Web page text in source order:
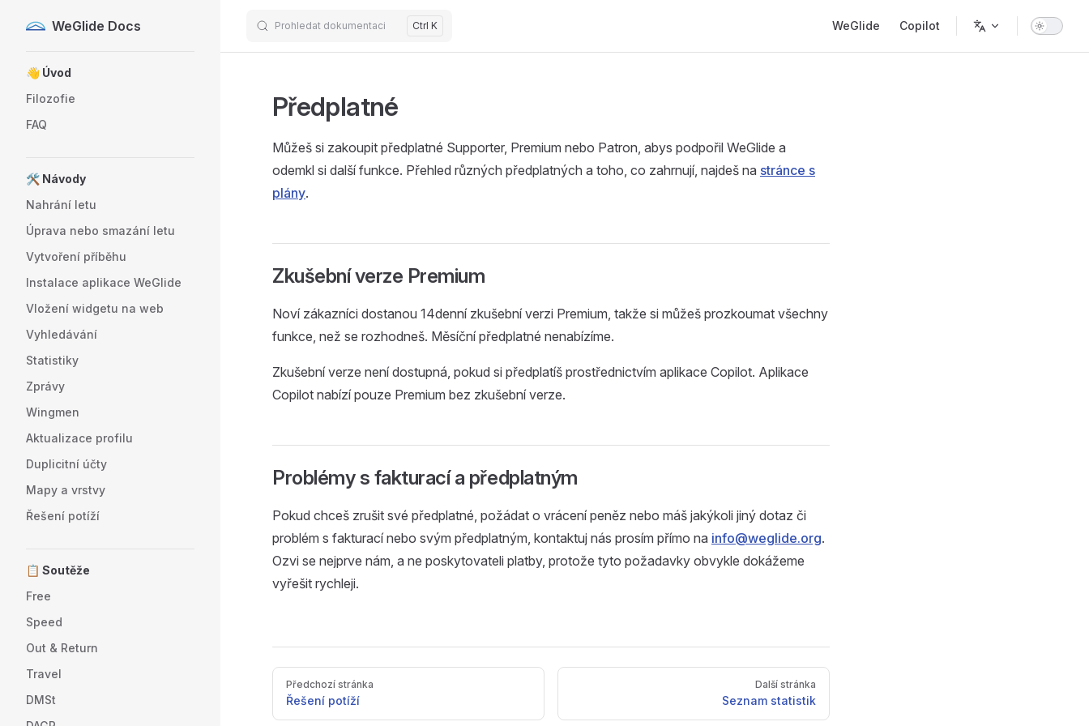
Skip to content
WeGlide Docs Prohledat dokumentaci Ctrl K WeGlide Copilot
Sidebar Navigation
👋 Úvod
Filozofie
FAQ
🛠️ Návody
Nahrání letu
Úprava nebo smazání letu
Vytvoření příběhu
Instalace aplikace WeGlide
Vložení widgetu na web
Vyhledávání
Statistiky
Zprávy
Wingmen
Aktualizace profilu
Duplicitní účty
Mapy a vrstvy
Řešení potíží
📋 Soutěže
Free
Speed
Out & Return
Travel
DMSt
Předplatné
Můžeš si zakoupit předplatné Supporter, Premium nebo Patron, abys podpořil WeGlide a
odemkl si další funkce. Přehled různých předplatných a toho, co zahrnují, najdeš na stránce s
plány.
Zkušební verze Premium
Noví zákazníci dostanou 14denní zkušební verzi Premium, takže si můžeš prozkoumat všechny
funkce, než se rozhodneš. Měsíční předplatné nenabízíme.
Zkušební verze není dostupná, pokud si předplatíš prostřednictvím aplikace Copilot. Aplikace
Copilot nabízí pouze Premium bez zkušební verze.
Problémy s fakturací a předplatným
Pokud chceš zrušit své předplatné, požádat o vrácení peněz nebo máš jakýkoli jiný dotaz či
problém s fakturací nebo svým předplatným, kontaktuj nás prosím přímo na info@weglide.org.
Ozvi se nejprve nám, a ne poskytovateli platby, protože tyto požadavky obvykle dokážeme
vyřešit rychleji.
Pager
Předchozí stránka
Řešení potíží
Další stránka
Seznam statistik